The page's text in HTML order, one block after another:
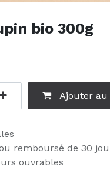
bio 300g
Ajouter au
remboursé de 30
ouvrables